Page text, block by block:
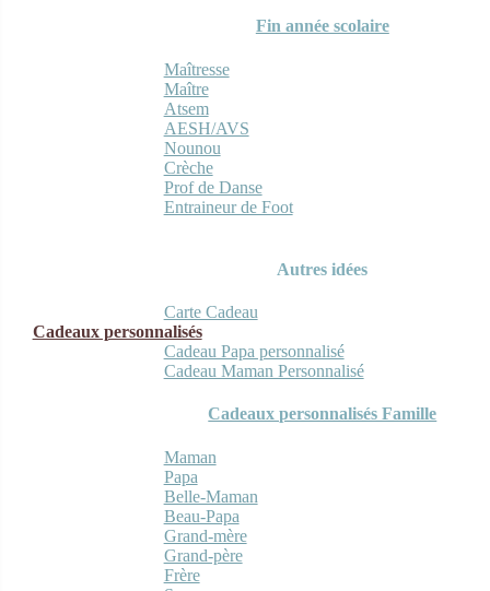
Fin année scolaire
Maîtresse
Maître
Atsem
AESH/AVS
Nounou
Crèche
Prof de Danse
Entraineur de Foot
Autres idées
Carte Cadeau
Cadeaux personnalisés
Cadeau Papa personnalisé
Cadeau Maman Personnalisé
Cadeaux personnalisés Famille
Maman
Papa
Belle-Maman
Beau-Papa
Grand-mère
Grand-père
Frère